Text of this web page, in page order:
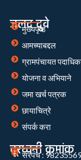
जलद दुवे
मुख्यपृष्ठ
आमच्याबद्दल
ग्रामपंचायत
योजना व अभियाने
जमा खर्च पत्रक
छायाचित्रे
संपर्क करा
दूरध्वनी क्रमांक
सरपंच :